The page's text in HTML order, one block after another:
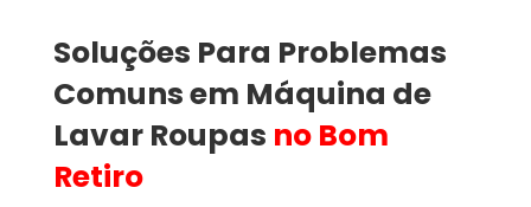
Soluções Para Problemas
Comuns em Máquina de
Lavar Roupas no Bom
Retiro